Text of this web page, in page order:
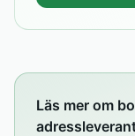
Läs mer om